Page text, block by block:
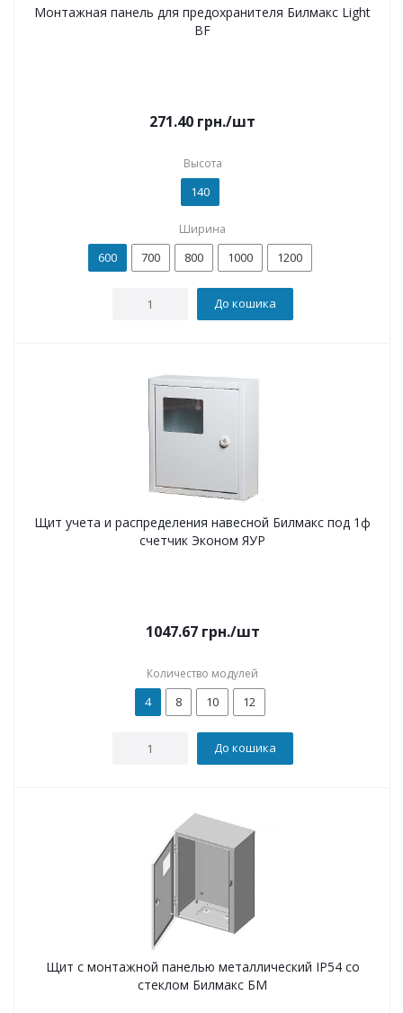
Монтажная панель для предохранителя Билмакс Light
BF
271.40 грн./шт
Высота
140
Ширина
600 700 800 1000 1200
До кошика
Щит учета и распределения навесной Билмакс под 1ф
счетчик Эконом ЯУР
1047.67грн./шт
Количество модулей
4 8 10 12
До кошика
Щит с монтажной панелью металлический IP54 со
стеклом Билмакс БМ